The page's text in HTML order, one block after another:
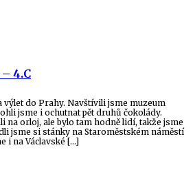
4.C
výlet do Prahy. Navštívili jsme muzeum
jsme i ochutnat pět druhů čokolády.
na orloj, ale bylo tam hodně lidí, takže jsme
jsme si stánky na Staroměstském náměstí
i na Václavské […]